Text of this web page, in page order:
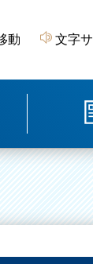
動 文字